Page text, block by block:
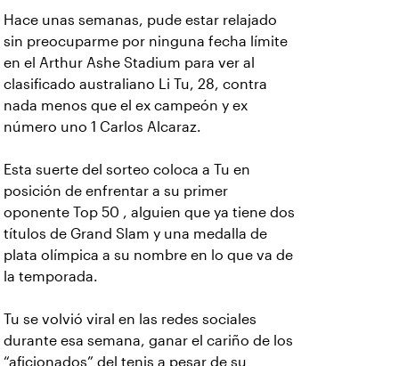
Hace unas semanas, pude estar relajado
sin preocuparme por ninguna fecha límite
en el Arthur Ashe Stadium para ver al
clasificado australiano Li Tu, 28, contra
nada menos que el ex campeón y ex
número uno 1 Carlos Alcaraz.
Esta suerte del sorteo coloca a Tu en
posición de enfrentar a su primer
oponente Top 50 , alguien que ya tiene dos
títulos de Grand Slam y una medalla de
plata olímpica a su nombre en lo que va de
la temporada.
Tu se volvió viral en las redes sociales
durante esa semana, ganar el cariño de los
“aficionados” del tenis a pesar de su